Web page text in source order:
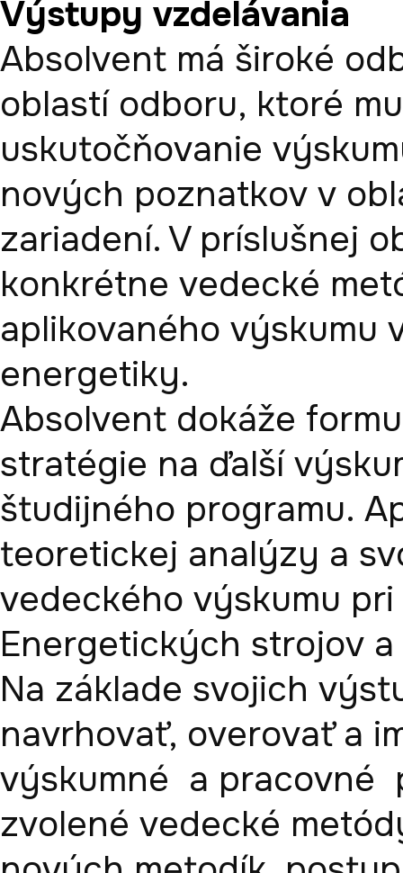
Výstupy vzdelávania
Absolvent má široké
oblastí odboru, ktoré
uskutočňovanie
nových poznatkov v
zariadení. V príslušnej
konkrétne vedecké
aplikovaného výskumu
energetiky.
Absolvent dokáže
stratégie na ďalší
študijného programu.
teoretickej analýzy a
vedeckého výskumu
Energetických strojov
Na základe svojich
navrhovať, overovať a
výskumné  a pracovné
zvolené vedecké